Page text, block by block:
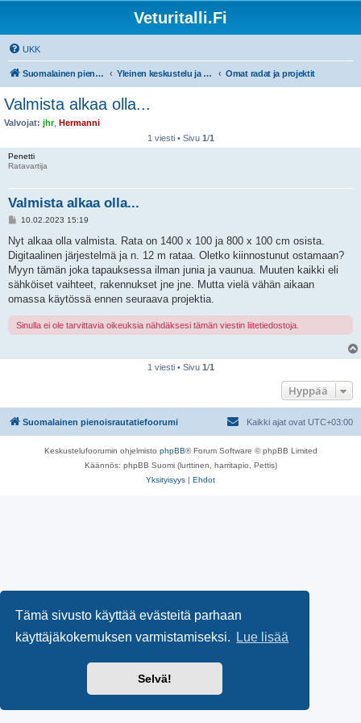
Tämä sivusto käyttää evästeitä parhaan
käyttäjäkokemuksen varmistamiseksi.
Lue lisää
Selvä!
Veturitalli.Fi
UKK
Suomalainen pienoisrautatiefoorumi Yleinen keskustelu ja muut mittakaavat Omat radat ja projektit
Valmista alkaa olla...
Valvojat: jhr, Hermanni
1 viesti • Sivu 1/1
Penetti
Ratavartija
Valmista alkaa olla...
V
e
s
t
i
10.02.2023 15:19
Nyt alkaa olla valmista. Rata on 1400 x 100 ja 800 x 100 cm osista.
Digitaalinen järjestelmä ja n. 12 m rataa. Oletko kiinnostunut ostamaan?
Myyn tämän joka tapauksessa ilman junia ja vaunua. Muuten kaikki eli
sähköiset vaihteet, rakennukset jne jne. Mutta vielä vähän aikaan
omassa käytössä ennen seuraava projektia.
Sinulla ei ole tarvittavia oikeuksia nähdäksesi tämän viestin liitetiedostoja.
1 viesti • Sivu 1/1
Hyppää
Suomalainen pienoisrautatiefoorumi Kaikki ajat ovat UTC+03:00
Keskustelufoorumin ohjelmisto phpBB® Forum Software © phpBB Limited
Käännös: phpBB Suomi (lurttinen, harritapio, Pettis)
Yksityisyys | Ehdot